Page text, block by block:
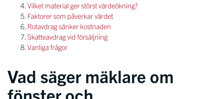
Vilket material ger störst värdeökning?
Faktorer som påverkar värdet
Rotavdrag sänker kostnaden
Skatteavdrag vid försäljning
Vanliga frågor
Vad säger mäklare om